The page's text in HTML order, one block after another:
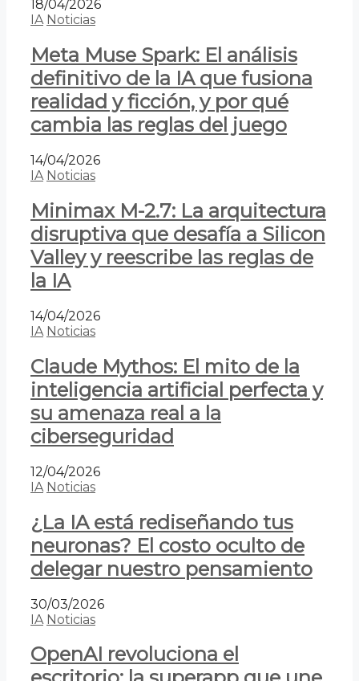
18/04/2026
IA Noticias
Meta Muse Spark: El análisis
definitivo de la IA que fusiona
realidad y ficción, y por qué
cambia las reglas del juego
14/04/2026
IA Noticias
Minimax M-2.7: La arquitectura
disruptiva que desafía a Silicon
Valley y reescribe las reglas de
la IA
14/04/2026
IA Noticias
Claude Mythos: El mito de la
inteligencia artificial perfecta y
su amenaza real a la
ciberseguridad
12/04/2026
IA Noticias
¿La IA está rediseñando tus
neuronas? El costo oculto de
delegar nuestro pensamiento
30/03/2026
IA Noticias
OpenAI revoluciona el